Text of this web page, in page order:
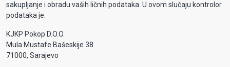
sakupljanje i obradu vaših ličnih podataka. U ovom slučaju kontrolor
podataka je:
KJKP Pokop D.O.O.
Mula Mustafe Bašeskije 38
71000, Sarajevo